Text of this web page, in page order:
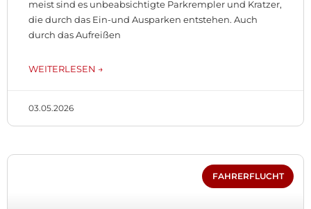
meist sind es unbeabsichtigte Parkrempler und Kratzer,
die durch das Ein-und Ausparken entstehen. Auch
durch das Aufreißen
WEITERLESEN →
03.05.2026
FAHRERFLUCHT